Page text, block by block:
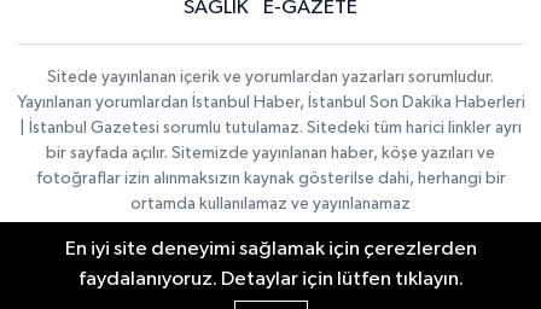
SAĞLIK
E-GAZETE
Sitede yayınlanan içerik ve yorumlardan yazarları sorumludur.
Yayınlanan yorumlardan İstanbul Haber, İstanbul Son Dakika Haberleri
| İstanbul Gazetesi sorumlu tutulamaz. Sitedeki tüm harici linkler ayrı
bir sayfada açılır. Sitemizde yayınlanan haber, köşe yazıları ve
fotoğraflar izin alınmaksızın kaynak gösterilse dahi, herhangi bir
ortamda kullanılamaz ve yayınlanamaz
İletişim
Künye
KURUMSAL
Haber Yazılımı:TE Bilişim |
Copyright © 2026
En iyi site deneyimi sağlamak için çerezlerden
faydalanıyoruz. Detaylar için lütfen tıklayın.